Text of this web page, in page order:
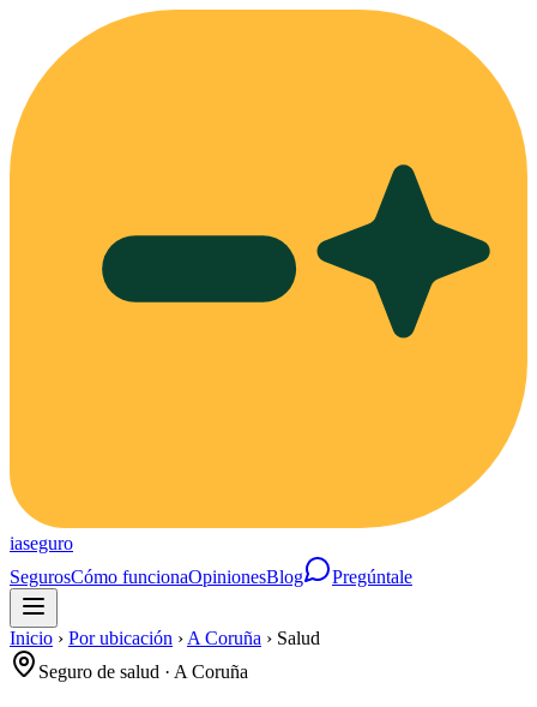
iaseguro
SegurosCómo funcionaOpinionesBlog Pregúntale
Inicio › Por ubicación › A Coruña › Salud
Seguro de salud · A Coruña